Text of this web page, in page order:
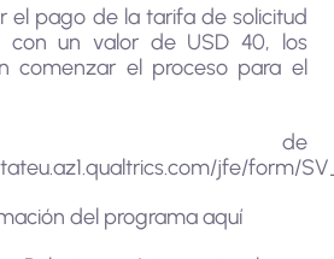
el pago de la tarifa de solicitud
con un valor de USD 40, los
comenzar el proceso para el
de
jfe/form/
del programaaquí